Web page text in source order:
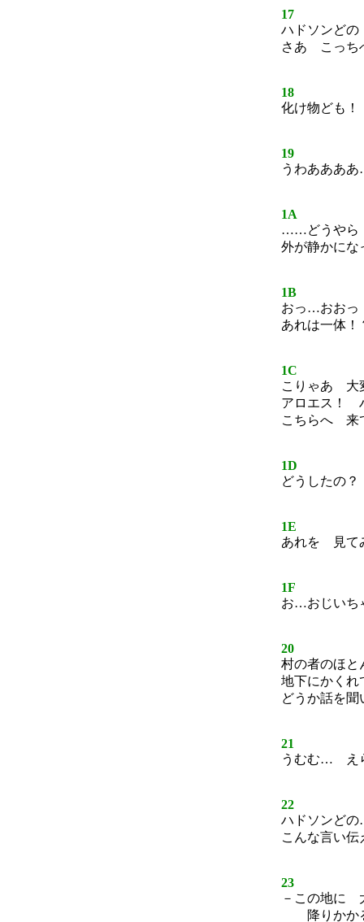
17
ハドソンど
さあ こっち
18
化け物ども
19
うわああ
1A
……どうやら
外が静かに
1B
おっ…おお
あれは一体！
1C
こりゃあ 大
アロエス！
こちらへ 来
1D
どうしたの
1E
あれを 見て
1F
お…おじいち
20
村の者のほと
地下にかくれ
どうか話を聞
21
うむむ… え
22
ハドソンど
こんな言い
23
－この地に
降りかか